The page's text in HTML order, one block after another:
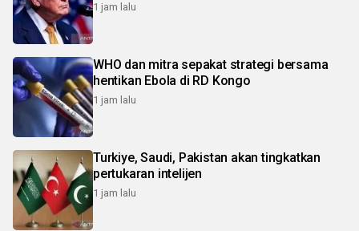
1 jam lalu
WHO dan mitra sepakat strategi bersama
hentikan Ebola di RD Kongo
1 jam lalu
Turkiye, Saudi, Pakistan akan tingkatkan
pertukaran intelijen
1 jam lalu